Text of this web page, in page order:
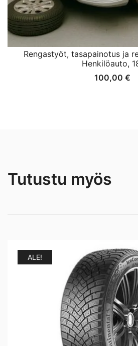
Rengastyöt, tasapainotus ja
Henkilöauto,
100,00 €
Tutustu myös
ALE!